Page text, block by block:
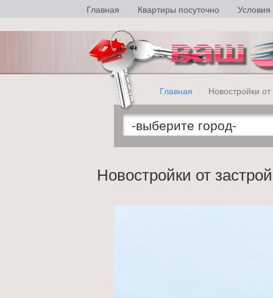
Главная Квартиры посуточно
Главная Новостройки
Новостройки от